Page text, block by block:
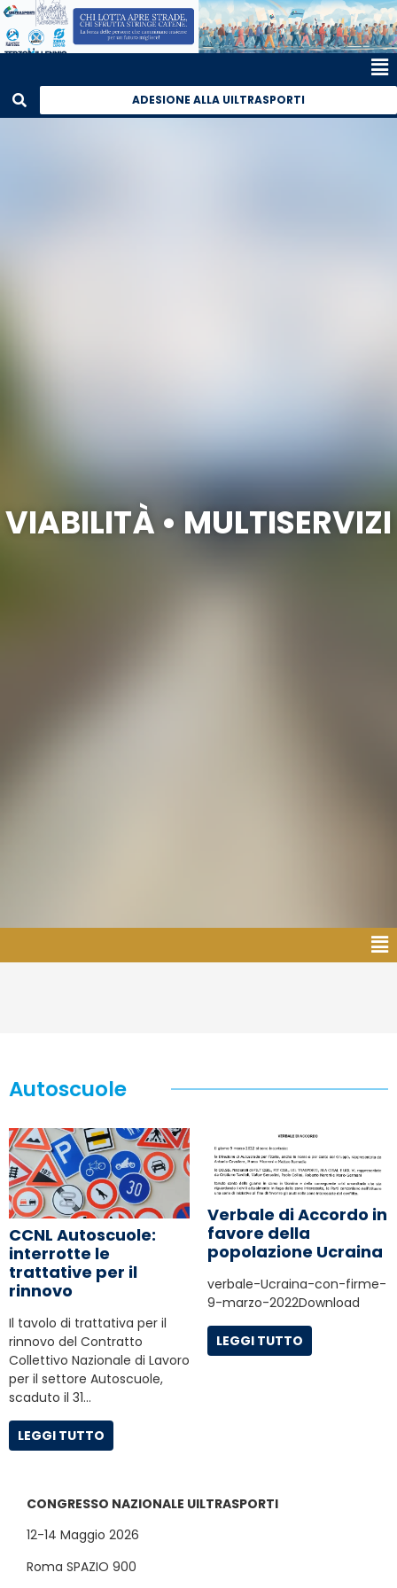
ADESIONE ALLA UILTRASPORTI
VIABILITÀ • MULTISERVIZI
Autoscuole
CCNL Autoscuole:
interrotte le
trattative per il
rinnovo
Il tavolo di trattativa per il
rinnovo del Contratto
Collettivo Nazionale di Lavoro
per il settore Autoscuole,
scaduto il 31…
LEGGI TUTTO
Verbale di Accordo in
favore della
popolazione Ucraina
verbale-Ucraina-con-firme-
9-marzo-2022Download
LEGGI TUTTO
CONGRESSO NAZIONALE UILTRASPORTI
12-14 Maggio 2026
Roma SPAZIO 900